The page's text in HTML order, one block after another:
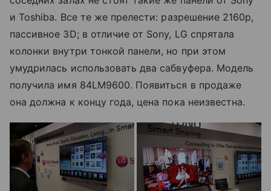
и Toshiba. Все те же прелести: разрешение 2160p,
пассивное 3D; в отличие от Sony, LG спрятала
колонки внутри тонкой панели, но при этом
умудрилась использовать два сабвуфера. Модель
получила имя 84LM9600. Появиться в продаже
она должна к концу года, цена пока неизвестна.